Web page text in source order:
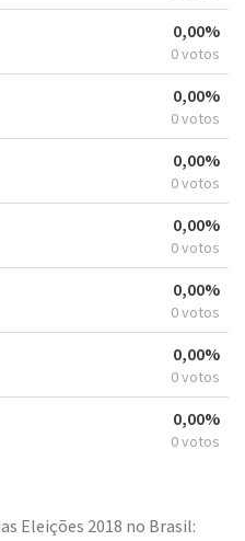
0,00%
0 votos
0,00%
0 votos
0,00%
0 votos
0,00%
0 votos
0,00%
0 votos
0,00%
0 votos
0,00%
0 votos
Eleições 2018 no Brasil: